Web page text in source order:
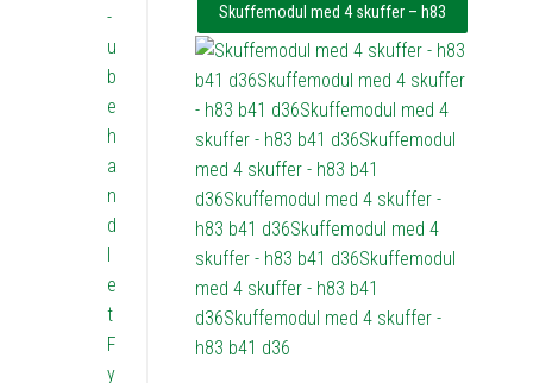
Skuffemodul med 4 skuffer – h83
b41 d36
-
u
b
e
h
a
n
d
l
e
t
F
y